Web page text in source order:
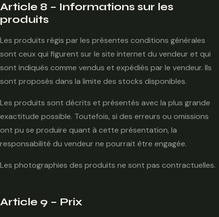
Article 8 – Informations sur les
produits
Les produits régis par les présentes conditions générales
sont ceux qui figurent sur le site internet du vendeur et qui
sont indiqués comme vendus et expédiés par le vendeur. Ils
sont proposés dans la limite des stocks disponibles.
Les produits sont décrits et présentés avec la plus grande
exactitude possible. Toutefois, si des erreurs ou omissions
ont pu se produire quant à cette présentation, la
responsabilité du vendeur ne pourrait être engagée.
Les photographies des produits ne sont pas contractuelles.
Article 9 – Prix